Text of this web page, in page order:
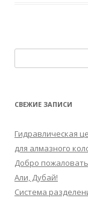
СВЕЖИЕ ЗАПИСИ
Гидравлическая
для алмазного
Добро
Али, Дубай!
Система